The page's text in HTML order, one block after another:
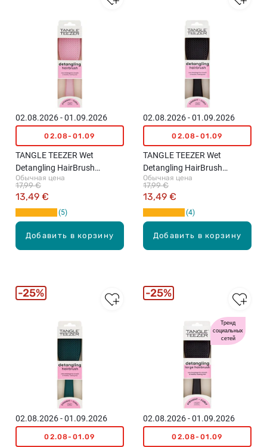
Добавить в корзину
02.08.2026 - 01.09.2026
02.08-01.09
TANGLE TEEZER Wet
Detangling HairBrush
расческа для волос, Pink
Обычная цена
13,49 €
17,99 €
5
Добавить в корзину
02.08.2026 - 01.09.2026
02.08-01.09
TANGLE TEEZER Wet
Detangling HairBrush
расческа для волос, Black
Обычная цена
13,49 €
17,99 €
4
02.08.2026 - 01.09.2026
02.08-01.09
25%
Тренд
социальных
сетей
02.08.2026 - 01.09.2026
02.08-01.09
25%